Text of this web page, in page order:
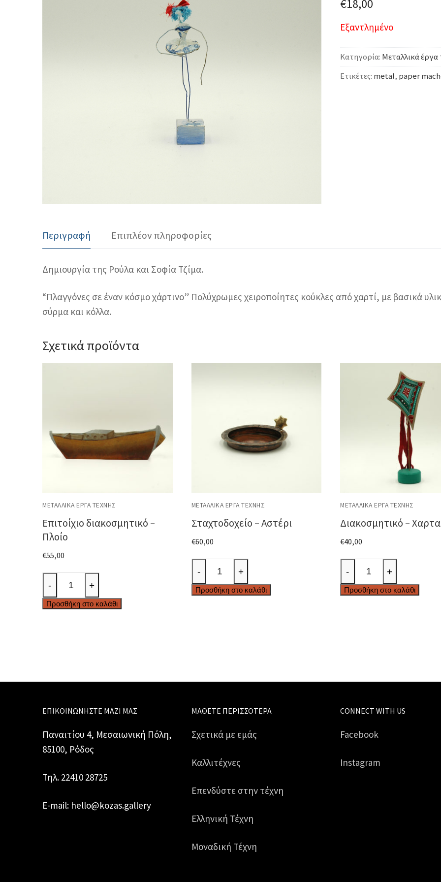
€18,00
Εξαντλημένο
Κατηγορία: Μεταλλικά έργα
Ετικέτες: metal, paper
Περιγραφή Επιπλέον πληροφορίες
Δημιουργία της Ρούλα και Σοφία Τζίμα.
“Πλαγγόνες σε έναν κόσμο χάρτινο” Πολύχρωμες χειροποίητες κούκλες από χαρτί, με βασικά
σύρμα και κόλλα.
Σχετικά προϊόντα
ΜΕΤΑΛΛΙΚΆ ΈΡΓΑ ΤΈΧΝΗΣ
Επιτοίχιο διακοσμητικό –
Πλοίο
€55,00
Επιτοίχιο
διακοσμητικό
-
- +
Προσθήκη στο καλάθι
ΜΕΤΑΛΛΙΚΆ ΈΡΓΑ ΤΈΧΝΗΣ
Σταχτοδοχείο – Αστέρι
€60,00
Σταχτοδοχείο
-
Αστέρι
- +
Προσθήκη στο καλάθι
ΜΕΤΑΛΛΙΚΆ ΈΡΓΑ ΤΈΧΝΗΣ
Διακοσμητικό –
€40,00
Διακοσμητικό
-
Χαρταετός
- +
Προσθήκη στο καλάθι
ΕΠΙΚΟΙΝΩΝΉΣΤΕ ΜΑΖΊ ΜΑΣ
Παναιτίου 4, Μεσαιωνική Πόλη,
85100, Ρόδος
Τηλ. 22410 28725
E-mail: hello@kozas.gallery
ΜΆΘΕΤΕ ΠΕΡΙΣΣΌΤΕΡΑ
Σχετικά με εμάς
Καλλιτέχνες
Επενδύστε στην τέχνη
Ελληνική Τέχνη
Μοναδική Τέχνη
CONNECT WITH US
Facebook
Instagram